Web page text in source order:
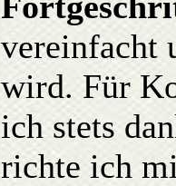
vereinfacht
wird. Für
ich stets
richte ich